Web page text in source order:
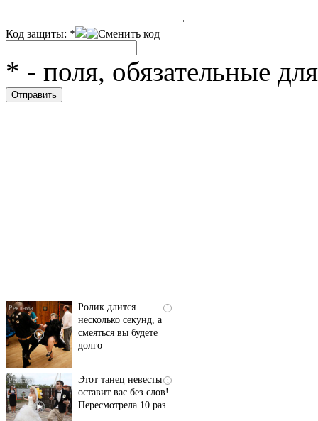
Код защиты: *
* - поля, обязательные
i
Ролик длится
несколько секунд, а
смеяться вы будете
долго
i
Этот танец невесты
оставит вас без слов!
Пересмотрела 10 раз